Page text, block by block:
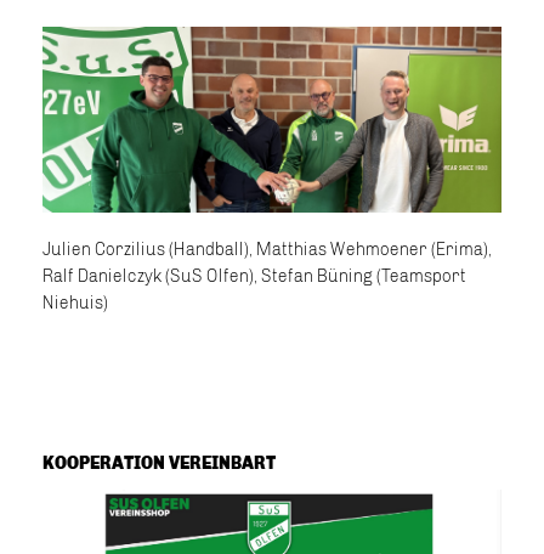
Julien Corzilius (Handball), Matthias Wehmoener (Erima),
Ralf Danielczyk (SuS Olfen), Stefan Büning (Teamsport
Niehuis)
KOOPERATION VEREINBART